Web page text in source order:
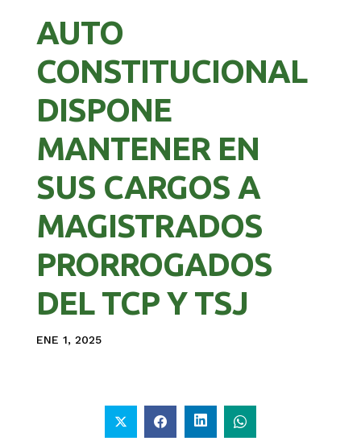
AUTO
CONSTITUCIONAL
DISPONE
MANTENER EN
SUS CARGOS A
MAGISTRADOS
PRORROGADOS
DEL TCP Y TSJ
ENE 1, 2025